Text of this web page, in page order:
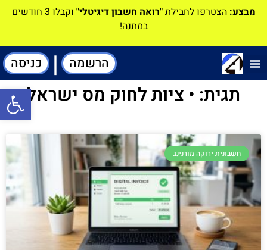
מבצע: הצטרפו לחבילת"רואה חשבון דיגיטלי"
וקבלו 3 חודשים
במתנה!
הרשמה | כניסה
תגית: • ציות לחוק מס ישראל
חשבונית ירוקה מורנינג
פתח